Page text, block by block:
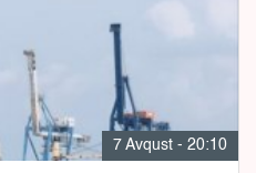
7 Avqust - 20:10